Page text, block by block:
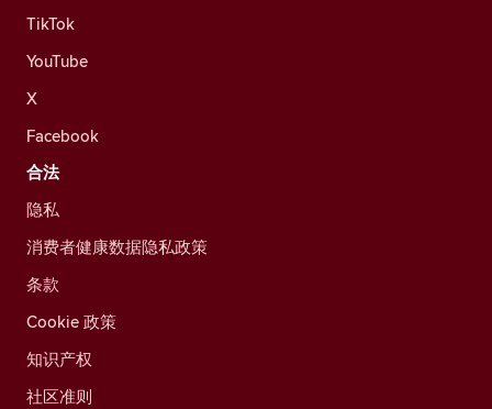
TikTok
YouTube
X
Facebook
合法
隐私
消费者健康数据隐私政策
条款
Cookie 政策
知识产权
社区准则